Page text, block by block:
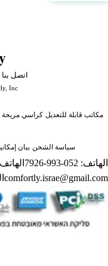
اتصل بنا
Inc
مكاتب قابلة للتعديل كراسي مريحة
سياسة الشحن بيان
الهاتف: 052-993-7926
comfortly.israe@gmail.com